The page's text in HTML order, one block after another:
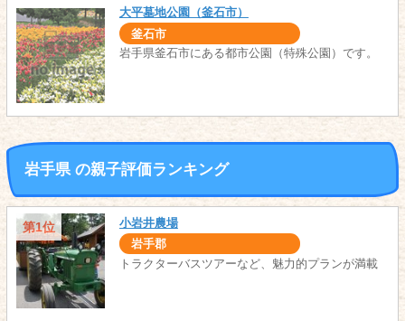
大平墓地公園（釜石市）
釜石市
岩手県釜石市にある都市公園（特殊公園）です。
岩手県 の親子評価ランキング
第1位 小岩井農場
岩手郡
トラクターバスツアーなど、魅力的プランが満載